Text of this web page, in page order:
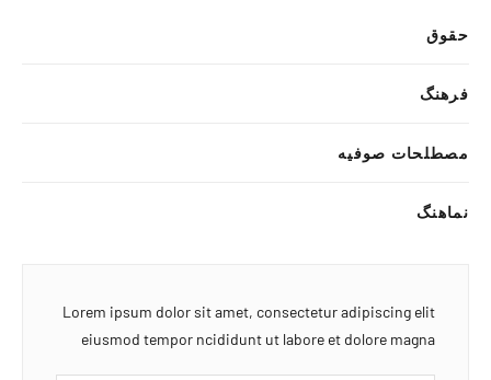
حقوق
فرهنگ
مصطلحات صوفیه
نماهنگ
Lorem ipsum dolor sit amet, consectetur adipiscing elit
eiusmod tempor ncididunt ut labore et dolore magna